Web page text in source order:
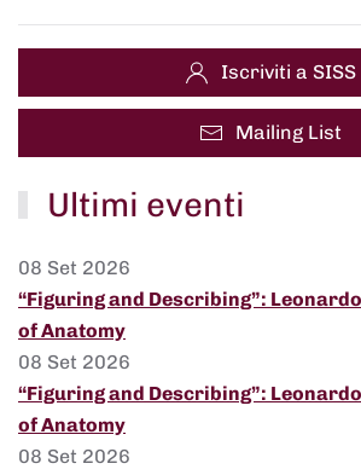
Iscriviti a SISS
Mailing List
Ultimi eventi
08 Set 2026
“Figuring and Describing”:
of Anatomy
08 Set 2026
“Figuring and Describing”:
of Anatomy
08 Set 2026